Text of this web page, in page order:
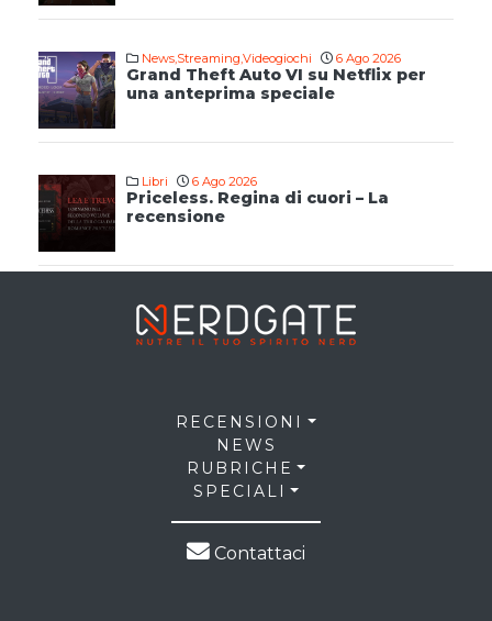
News,Streaming,Videogiochi 6 Ago 2026
Grand Theft Auto VI su Netflix per
una anteprima speciale
Libri 6 Ago 2026
Priceless. Regina di cuori – La
recensione
RECENSIONI
NEWS
RUBRICHE
SPECIALI
Contattaci